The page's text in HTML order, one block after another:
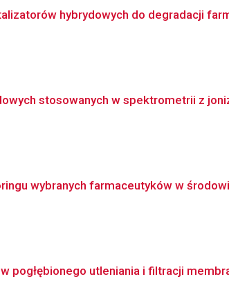
hybrydowych do degradacji
stosowanych w spektrometrii z
wybranych farmaceutyków w
pogłębionego utleniania i filtracji